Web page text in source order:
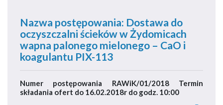
Nazwa postępowania: Dostawa do
oczyszczalni ścieków w Żydomicach
wapna palonego mielonego – CaO i
koagulantu PIX-113
Numer postępowania RAWiK/01/2018 Termin
składania ofert do 16.02.2018r do godz. 10:00